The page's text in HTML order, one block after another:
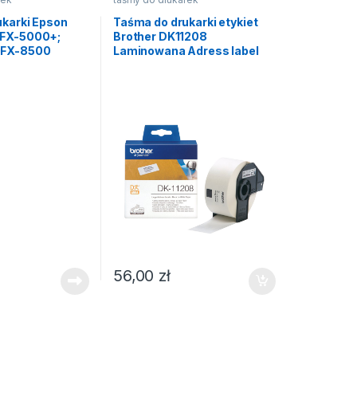
Epson
5000+;
8500
Taśma do drukarki etykiet
Brother DK11208
Laminowana Adress label
56,00 zł